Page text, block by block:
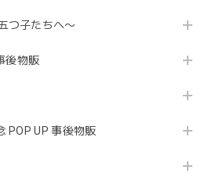
つ子たちへ〜
後物販
POP UP 事後物販